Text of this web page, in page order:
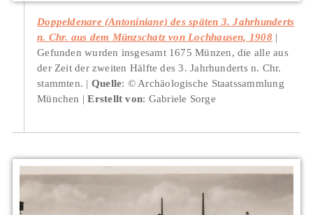
Doppeldenare (Antoniniane) des späten 3. Jahrhunderts
n. Chr. aus dem Münzschatz von Lochhausen, 1908
Gefunden wurden insgesamt 1675 Münzen, die alle aus
der Zeit der zweiten Hälfte des 3. Jahrhunderts n. Chr.
stammten.
Quelle: © Archäologische Staatssammlung
München
Erstellt von: Gabriele Sorge